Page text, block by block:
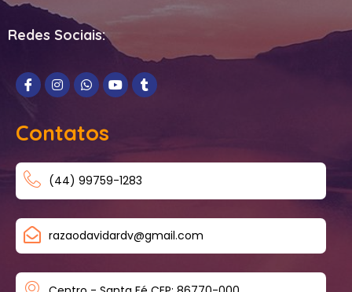
Redes Sociais:
Contatos
(44) 99759-1283
razaodavidardv@gmail.com